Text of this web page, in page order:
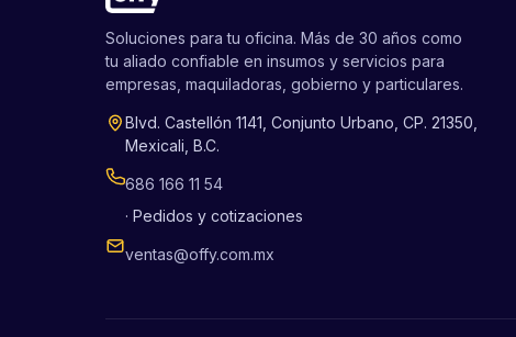
Soluciones para tu oficina. Más de 30 años como
tu aliado confiable en insumos y servicios para
empresas, maquiladoras, gobierno y particulares.
Blvd. Castellón 1141, Conjunto Urbano, CP. 21350,
Mexicali, B.C.
686 166 11 54
· Pedidos y cotizaciones
ventas@offy.com.mx